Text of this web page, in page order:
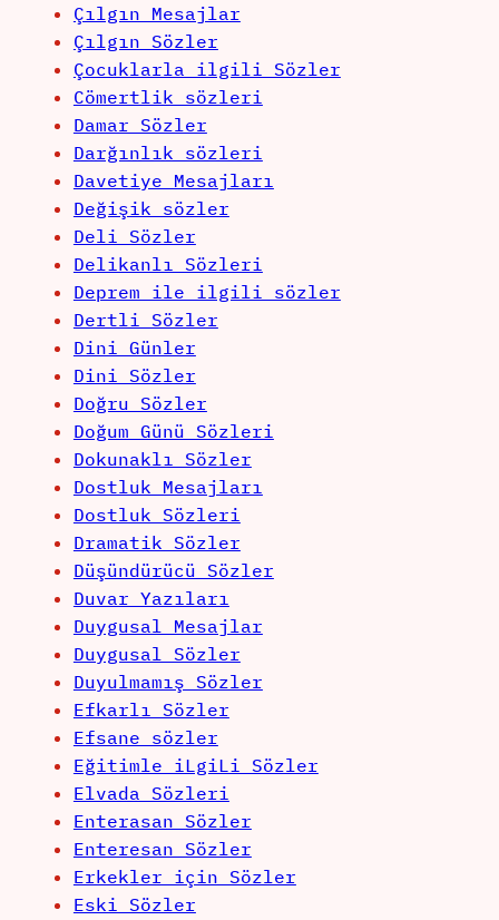
Çılgın Mesajlar
Çılgın Sözler
Çocuklarla ilgili Sözler
Cömertlik sözleri
Damar Sözler
Darğınlık sözleri
Davetiye Mesajları
Değişik sözler
Deli Sözler
Delikanlı Sözleri
Deprem ile ilgili sözler
Dertli Sözler
Dini Günler
Dini Sözler
Doğru Sözler
Doğum Günü Sözleri
Dokunaklı Sözler
Dostluk Mesajları
Dostluk Sözleri
Dramatik Sözler
Düşündürücü Sözler
Duvar Yazıları
Duygusal Mesajlar
Duygusal Sözler
Duyulmamış Sözler
Efkarlı Sözler
Efsane sözler
Eğitimle iLgiLi Sözler
Elvada Sözleri
Enterasan Sözler
Enteresan Sözler
Erkekler için Sözler
Eski Sözler